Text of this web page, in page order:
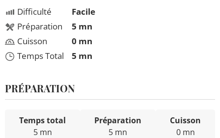
Difficulté
Préparation
Cuisson
Temps Total
Facile
5 mn
0 mn
5 mn
PRÉPARATION
Temps total
5 mn
Préparation
5 mn
Cuisson
0 mn